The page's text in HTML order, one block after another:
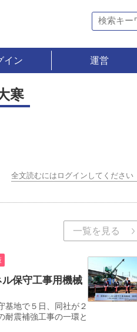
イン 運営
寒
全文読むにはログインしてください
一覧を見る
保守工事用機械
地で５日、同社が２
耐震補強工事の一環と